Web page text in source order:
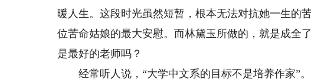
暖人生。这段时光虽然短暂，根本无法对抗她一生的
位苦命姑娘的最大安慰。而林黛玉所做的，就是成全
是最好的老师吗？
经常听人说，“大学中文系的目标不是培养作家”。